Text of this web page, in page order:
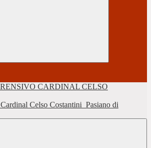
Cardinal Celso Costantini Pasiano di